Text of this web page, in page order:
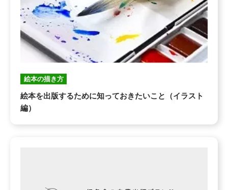
絵本の描き方
絵本を出版するために知っておきたいこと（イラスト
編）